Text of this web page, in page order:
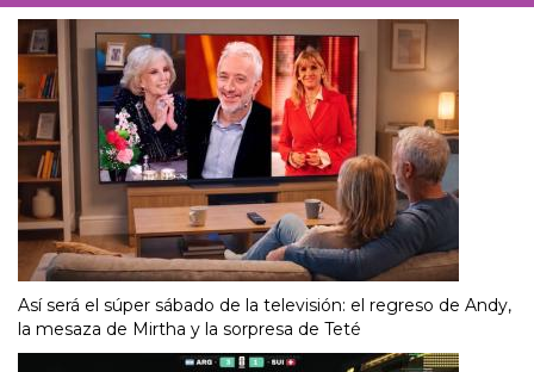
Así será el súper sábado de la televisión: el regreso de Andy,
la mesaza de Mirtha y la sorpresa de Teté